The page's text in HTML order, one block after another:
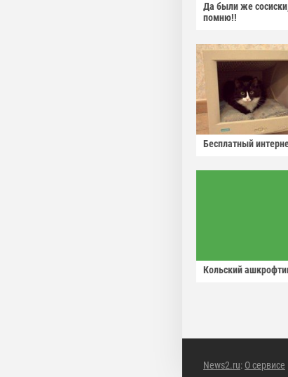
Да были же
помню!!
Бесплатный
Кольский
News2.ru: О сервисе